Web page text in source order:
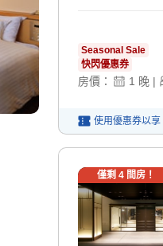
Seasonal Sale
快閃優惠券
房價： 1 晚 |
使用優惠券以享
僅剩 4間房！